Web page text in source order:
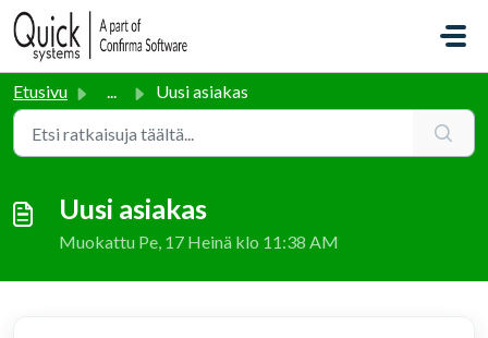
Siirry pääsisältöön
Etusivu ... Uusi asiakas
Uusi asiakas
Muokattu Pe, 17 Heinä klo 11:38 AM